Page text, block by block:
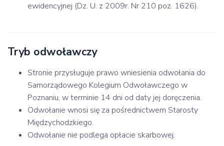
ewidencyjnej (Dz. U. z 2009r. Nr 210 poz. 1626).
Tryb odwoławczy
Stronie przysługuje prawo wniesienia odwołania do
Samorządowego Kolegium Odwoławczego w
Poznaniu, w terminie 14 dni od daty jej doręczenia.
Odwołanie wnosi się za pośrednictwem Starosty
Międzychodzkiego.
Odwołanie nie podlega opłacie skarbowej.